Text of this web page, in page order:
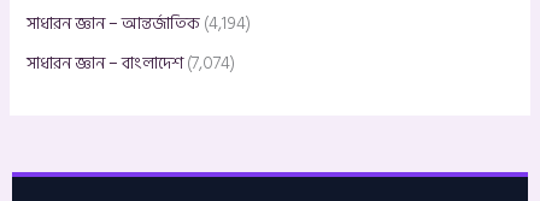
সাধারন জ্ঞান – আন্তর্জাতিক(4,194)
সাধারন জ্ঞান – বাংলাদেশ(7,074)